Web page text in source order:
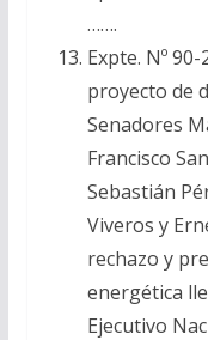
…….
Expte. Nº
proyecto de
Senadores
Francisco
Sebastián
Viveros y
rechazo y
energética
Ejecutivo